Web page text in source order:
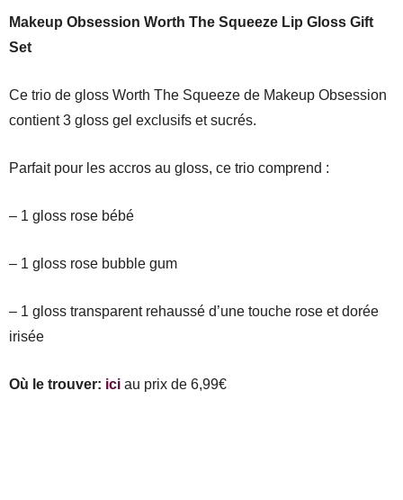
Makeup Obsession Worth The Squeeze Lip Gloss Gift
Set
Ce trio de gloss Worth The Squeeze de Makeup Obsession
contient 3 gloss gel exclusifs et sucrés.
Parfait pour les accros au gloss, ce trio comprend :
– 1 gloss rose bébé
– 1 gloss rose bubble gum
– 1 gloss transparent rehaussé d’une touche rose et dorée
irisée
Où le trouver: ici au prix de 6,99€